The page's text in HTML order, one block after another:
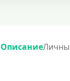
Описание